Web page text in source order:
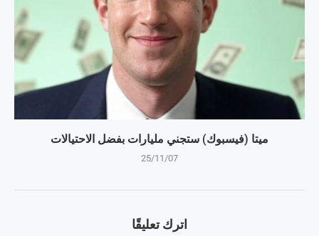
ميتا (فيسبوك) ستجني مليارات بفضل الاحتيالات
25/11/07
اترك تعليقًا